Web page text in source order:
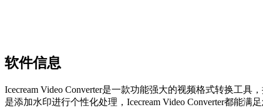
软件信息
Icecream Video Converter是一款功能强大的视频格式转换工具
是添加水印进行个性化处理，Icecream Video Converter都能满